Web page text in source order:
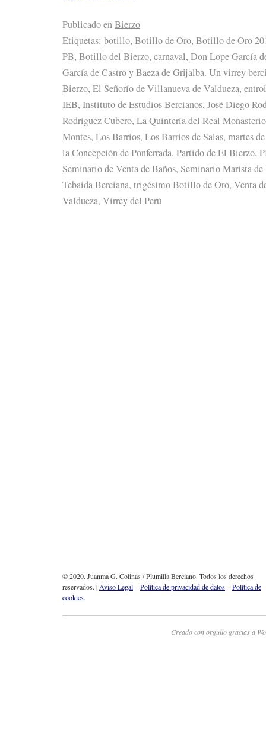
Publicado enBierzo
Etiquetas: botillo, Botillo de Oro, Botillo de Oro
PB, Botillo del Bierzo, carnaval, Don Lope García
García de Castro y Baeza de Grijalba. Un virrey
Bierzo, El Señorío de Villanueva de Valdueza,
IEB, Instituto de Estudios Bercianos, José Diego
Rodríguez Cubero, La Quintería del Real
Montes, Los Barrios, Los Barrios de Salas, martes
la Concepción de Ponferrada, Partido de El Bierzo,
Seminario de Venta de Baños, Seminario Marista de
Tebaida Berciana, trigésimo Botillo de Oro, Venta
Valdueza, Virrey del Perú
© 2020. Juanma G. Colinas / Plumilla Berciano. Todos los derechos
reservados. |Aviso Legal–Política de privacidad de datos–Política de
cookies.
Creado con orgullo gracias a